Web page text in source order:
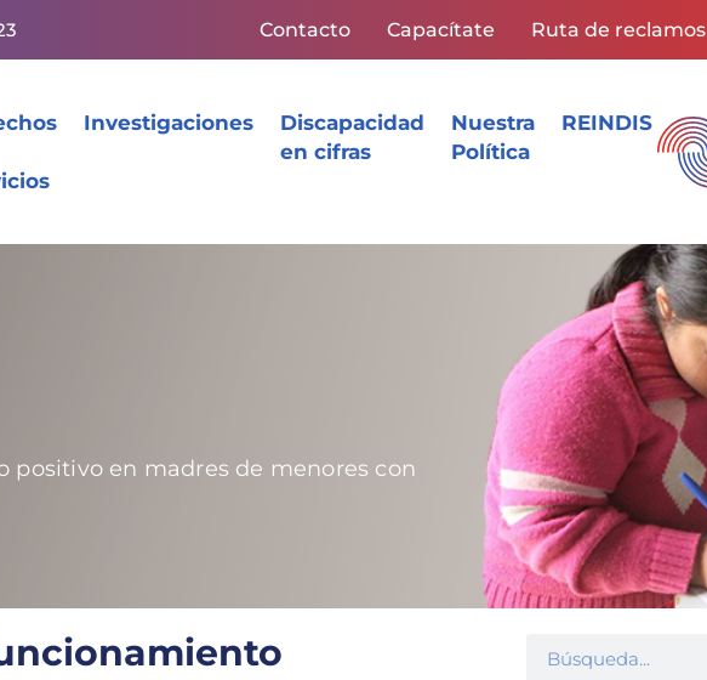
Contacto Capacítate Ruta de reclamos
Investigaciones
Discapacidad
en cifras
Nuestra
Política
REINDIS
positivo en madres de menores con